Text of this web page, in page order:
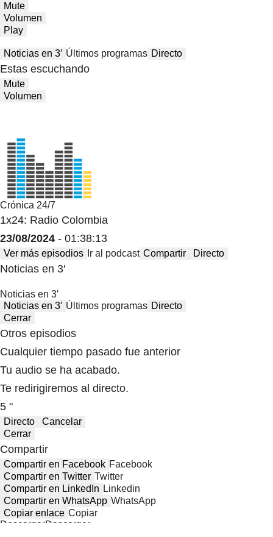
Mute
Volumen
Play
Noticias en 3′ Últimos programas Directo
Estas escuchando
Mute
Volumen
Crónica 24/7
1x24: Radio Colombia
23/08/2024 - 01:38:13
Ver más episodios Ir al podcast Compartir Directo
Noticias en 3′
Noticias en 3′
Noticias en 3′ Últimos programas Directo
Cerrar
Otros episodios
Cualquier tiempo pasado fue anterior
Tu audio se ha acabado.
Te redirigiremos al directo.
5 "
Directo
Cancelar
Cerrar
Compartir
Compartir en Facebook Facebook
Compartir en Twitter Twitter
Compartir en LinkedIn Linkedin
Compartir en WhatsApp WhatsApp
Copiar enlace Copiar
DescargarDescargar